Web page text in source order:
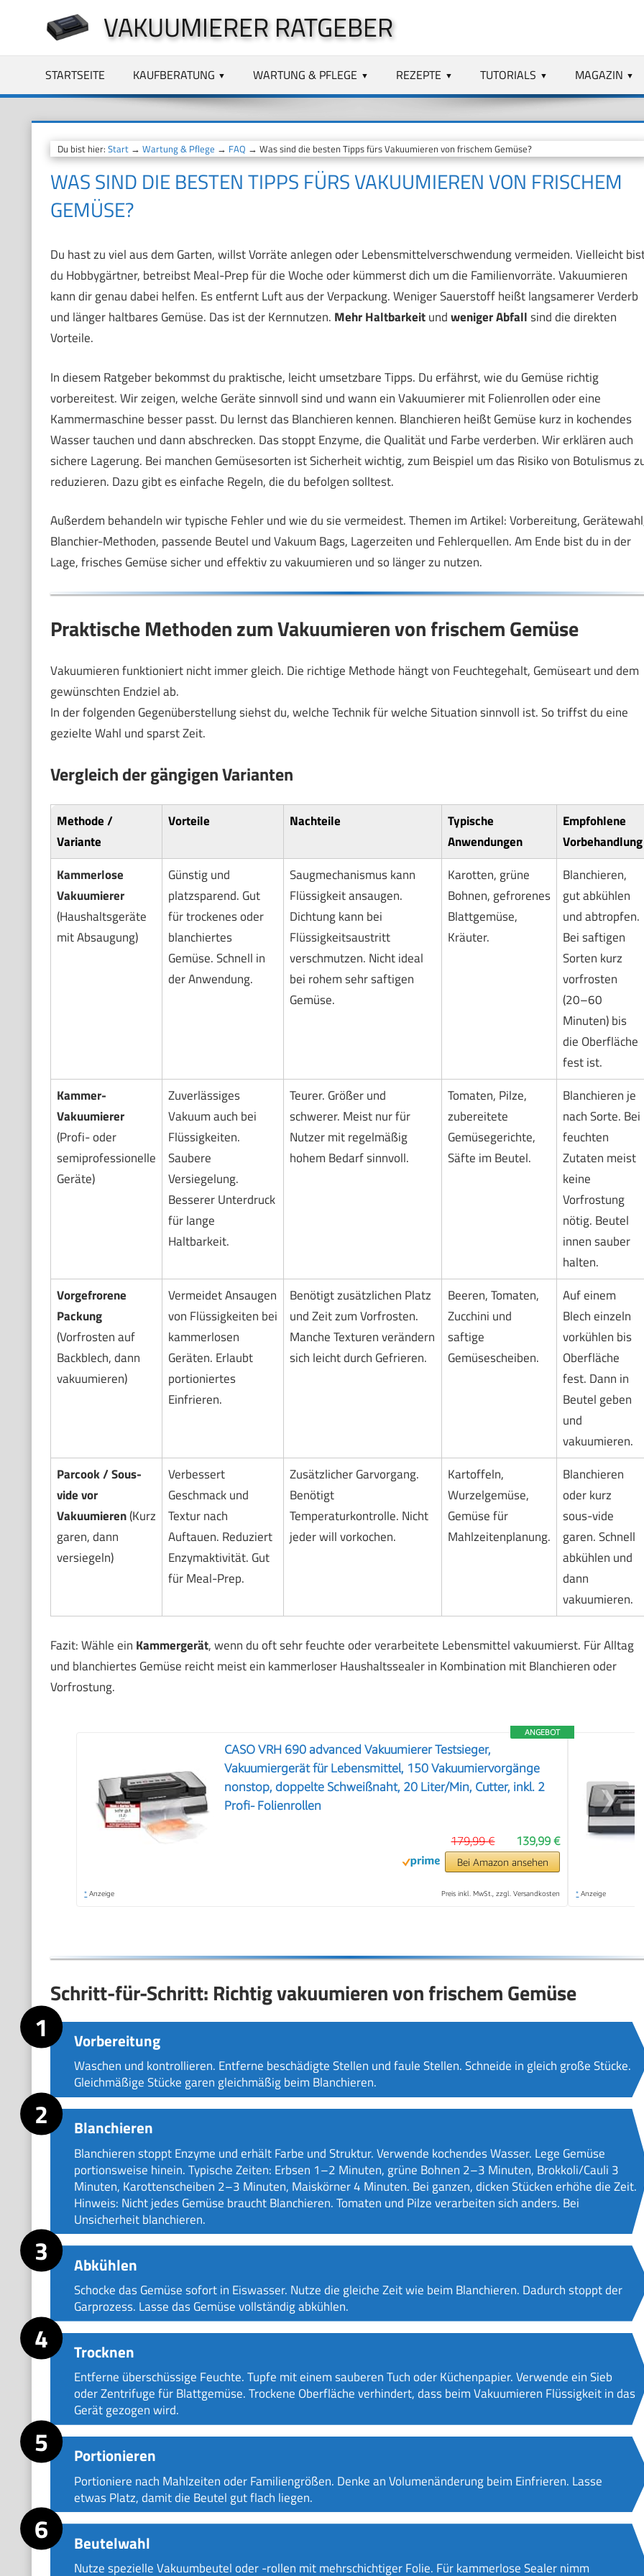
springen
VAKUUMIERER RATGEBER
STARTSEITE KAUFBERATUNG WARTUNG & PFLEGE REZEPTE TUTORIALS MAGAZIN
Du bist hier: Start→ Wartung & Pflege → FAQ → Was sind die besten Tipps fürs Vakuumieren von frischem Gemüse?
WAS SIND DIE BESTEN TIPPS FÜRS VAKUUMIEREN VON FRISCHEM
GEMÜSE?
Du hast zu viel aus dem Garten, willst Vorräte anlegen oder Lebensmittelverschwendung vermeiden. Vielleicht
du Hobbygärtner, betreibst Meal-Prep für die Woche oder kümmerst dich um die Familienvorräte. Vakuumieren
kann dir genau dabei helfen. Es entfernt Luft aus der Verpackung. Weniger Sauerstoff heißt langsamerer Verderb
und länger haltbares Gemüse. Das ist der Kernnutzen. Mehr Haltbarkeitundweniger Abfallsind die direkten
Vorteile.
In diesem Ratgeber bekommst du praktische, leicht umsetzbare Tipps. Du erfährst, wie du Gemüse richtig
vorbereitest. Wir zeigen, welche Geräte sinnvoll sind und wann ein Vakuumierer mit Folienrollen oder eine
Kammermaschine besser passt. Du lernst das Blanchieren kennen. Blanchieren heißt Gemüse kurz in kochendes
Wasser tauchen und dann abschrecken. Das stoppt Enzyme, die Qualität und Farbe verderben. Wir erklären auch
sichere Lagerung. Bei manchen Gemüsesorten ist Sicherheit wichtig, zum Beispiel um das Risiko von Botulismus
reduzieren. Dazu gibt es einfache Regeln, die du befolgen solltest.
Außerdem behandeln wir typische Fehler und wie du sie vermeidest. Themen im Artikel: Vorbereitung,
Blanchier-Methoden, passende Beutel und Vakuum Bags, Lagerzeiten und Fehlerquellen. Am Ende bist du in der
Lage, frisches Gemüse sicher und effektiv zu vakuumieren und so länger zu nutzen.
Praktische Methoden zum Vakuumieren von frischem Gemüse
Vakuumieren funktioniert nicht immer gleich. Die richtige Methode hängt von Feuchtegehalt, Gemüseart und dem
gewünschten Endziel ab.
In der folgenden Gegenüberstellung siehst du, welche Technik für welche Situation sinnvoll ist. So triffst du eine
gezielte Wahl und sparst Zeit.
Vergleich der gängigen Varianten
Methode /
Variante
Vorteile Nachteile
Typische
Anwendungen
Empfohlene
Vorbehandlung
Kammerlose
Vakuumierer
(Haushaltsgeräte
mit Absaugung)
Günstig und
platzsparend. Gut
für trockenes oder
blanchiertes
Gemüse. Schnell in
der Anwendung.
Saugmechanismus kann
Flüssigkeit ansaugen.
Dichtung kann bei
Flüssigkeitsaustritt
verschmutzen. Nicht ideal
bei rohem sehr saftigen
Gemüse.
Karotten, grüne
Bohnen, gefrorenes
Blattgemüse,
Kräuter.
Blanchieren,
gut abkühlen
und abtropfen.
Bei saftigen
Sorten kurz
vorfrosten
(20–60
Minuten) bis
die Oberfläche
fest ist.
Kammer-
Vakuumierer
(Profi- oder
semiprofessionelle
Geräte)
Zuverlässiges
Vakuum auch bei
Flüssigkeiten.
Saubere
Versiegelung.
Besserer Unterdruck
für lange
Haltbarkeit.
Teurer. Größer und
schwerer. Meist nur für
Nutzer mit regelmäßig
hohem Bedarf sinnvoll.
Tomaten, Pilze,
zubereitete
Gemüsegerichte,
Säfte im Beutel.
Blanchieren je
nach Sorte. Bei
feuchten
Zutaten meist
keine
Vorfrostung
nötig. Beutel
innen sauber
halten.
Vorgefrorene
Packung
(Vorfrosten auf
Backblech, dann
vakuumieren)
Vermeidet Ansaugen
von Flüssigkeiten bei
kammerlosen
Geräten. Erlaubt
portioniertes
Einfrieren.
Benötigt zusätzlichen Platz
und Zeit zum Vorfrosten.
Manche Texturen verändern
sich leicht durch Gefrieren.
Beeren, Tomaten,
Zucchini und
saftige
Gemüsescheiben.
Auf einem
Blech einzeln
vorkühlen bis
Oberfläche
fest. Dann in
Beutel geben
und
vakuumieren.
Parcook / Sous-
vide vor
Vakuumieren(Kurz
garen, dann
versiegeln)
Verbessert
Geschmack und
Textur nach
Auftauen. Reduziert
Enzymaktivität. Gut
für Meal-Prep.
Zusätzlicher Garvorgang.
Benötigt
Temperaturkontrolle. Nicht
jeder will vorkochen.
Kartoffeln,
Wurzelgemüse,
Gemüse für
Mahlzeitenplanung.
Blanchieren
oder kurz
sous-vide
garen. Schnell
abkühlen und
dann
vakuumieren.
Fazit: Wähle ein Kammergerät, wenn du oft sehr feuchte oder verarbeitete Lebensmittel vakuumierst. Für Alltag
und blanchiertes Gemüse reicht meist ein kammerloser Haushaltssealer in Kombination mit Blanchieren oder
Vorfrostung.
ANGEBOT
CASO VRH 690 advanced Vakuumierer Testsieger,
Vakuumiergerät für Lebensmittel, 150 Vakuumiervorgänge
nonstop, doppelte Schweißnaht, 20 Liter/Min, Cutter, inkl. 2
Profi- Folienrollen
139,99 €
179,99 €
Bei Amazon ansehen
* Anzeige Preis inkl. MwSt., zzgl. Versandkosten * Anzeige
❯
Schritt-für-Schritt: Richtig vakuumieren von frischem Gemüse
Vorbereitung
Waschen und kontrollieren. Entferne beschädigte Stellen und faule Stellen. Schneide in gleich große Stücke.
Gleichmäßige Stücke garen gleichmäßig beim Blanchieren.
Blanchieren
Blanchieren stoppt Enzyme und erhält Farbe und Struktur. Verwende kochendes Wasser. Lege Gemüse
portionsweise hinein. Typische Zeiten: Erbsen 1–2 Minuten, grüne Bohnen 2–3 Minuten, Brokkoli/Cauli 3
Minuten, Karottenscheiben 2–3 Minuten, Maiskörner 4 Minuten. Bei ganzen, dicken Stücken erhöhe die Zeit.
Hinweis: Nicht jedes Gemüse braucht Blanchieren. Tomaten und Pilze verarbeiten sich anders. Bei
Unsicherheit blanchieren.
Abkühlen
Schocke das Gemüse sofort in Eiswasser. Nutze die gleiche Zeit wie beim Blanchieren. Dadurch stoppt der
Garprozess. Lasse das Gemüse vollständig abkühlen.
Trocknen
Entferne überschüssige Feuchte. Tupfe mit einem sauberen Tuch oder Küchenpapier. Verwende ein Sieb
oder Zentrifuge für Blattgemüse. Trockene Oberfläche verhindert, dass beim Vakuumieren Flüssigkeit in das
Gerät gezogen wird.
Portionieren
Portioniere nach Mahlzeiten oder Familiengrößen. Denke an Volumenänderung beim Einfrieren. Lasse
etwas Platz, damit die Beutel gut flach liegen.
Beutelwahl
Nutze spezielle Vakuumbeutel oder -rollen mit mehrschichtiger Folie. Für kammerlose Sealer nimm